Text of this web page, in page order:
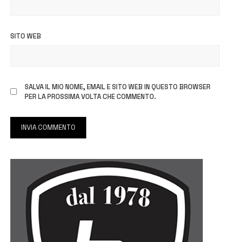
SITO WEB
SALVA IL MIO NOME, EMAIL E SITO WEB IN QUESTO BROWSER
PER LA PROSSIMA VOLTA CHE COMMENTO.